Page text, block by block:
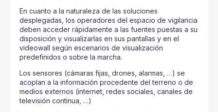
En cuanto a la naturaleza de las soluciones
desplegadas, los operadores del espacio de vigilancia
deben acceder rápidamente a las fuentes puestas a su
disposición y visualizarlas en sus pantallas y en el
videowall según escenarios de visualización
predefinidos o sobre la marcha.
Los sensores (cámaras fijas, drones, alarmas, …) se
acoplan a la información procedente del terreno o de
medios externos (internet, redes sociales, canales de
televisión continua, …)